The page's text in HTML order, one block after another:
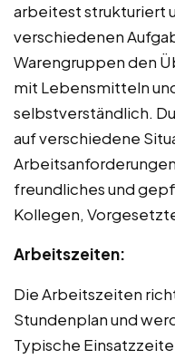
arbeitest strukturiert
verschiedenen
Warengruppen den
mit Lebensmitteln
selbstverständlich.
auf verschiedene
freundliches und
Kollegen,
Arbeitszeiten:
Die Arbeitszeiten
Stundenplan und
Typische